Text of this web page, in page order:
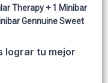
Therapy + 1 Minibar
Gennuine Sweet
lograr tu mejor